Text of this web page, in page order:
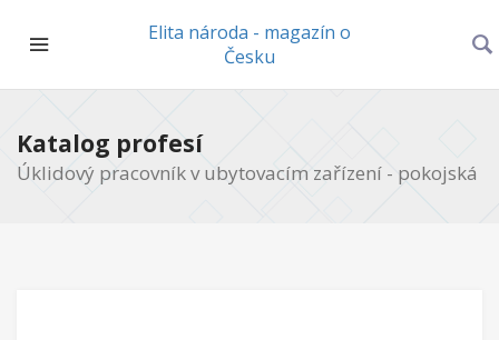
Elita národa - magazín o
Česku
Katalog profesí
Úklidový pracovník v ubytovacím zařízení - pokojská